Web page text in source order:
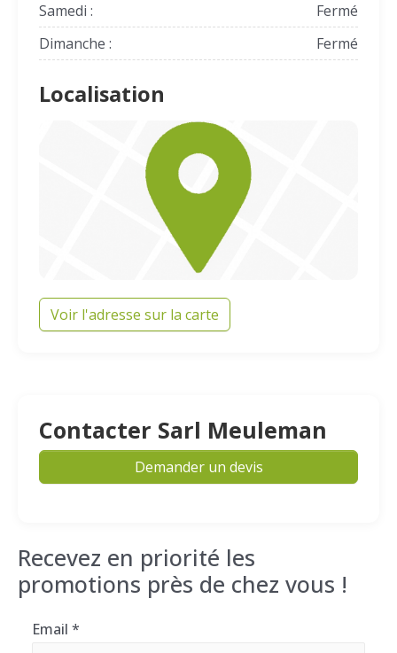
Samedi :
Fermé
Dimanche :
Fermé
Localisation
Voir l'adresse sur la carte
Contacter Sarl Meuleman
Demander un devis
Recevez en priorité les
promotions près de chez vous !
Email *